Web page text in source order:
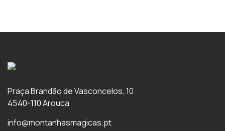
Praça Brandão de Vasconcelos, 10
4540-110 Arouca
info@montanhasmagicas.pt